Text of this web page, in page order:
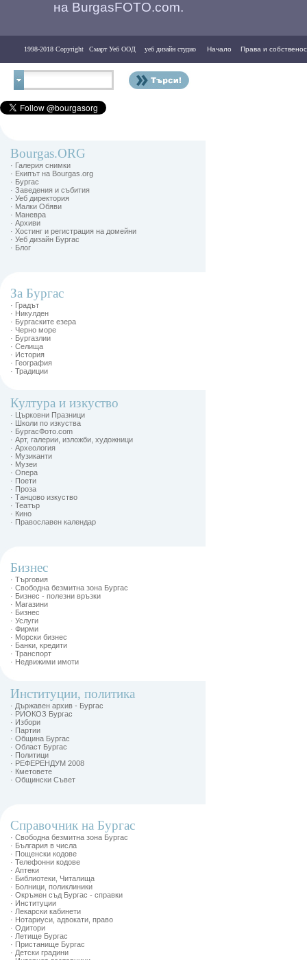
на BurgasFOTO.com.
1998-2018 Copyright Смарт Уеб ООД уеб дизайн студио Начало Права и
Bourgas.ORG
· Галерия снимки
· Екипът на Bourgas.org
· Бургас
· Заведения и събития
· Уеб директория
· Малки Обяви
· Маневра
· Архиви
· Хостинг и регистрация на домейни
· Уеб дизайн Бургас
· Блог
За Бургас
· Градът
· Никулден
· Бургаските езера
· Черно море
· Бургазлии
· Селища
· История
· География
· Традиции
Култура и изкуство
· Църковни Празници
· Школи по изкуства
· БургасФото.com
· Арт, галерии, изложби, художници
· Археология
· Музиканти
· Музеи
· Опера
· Поети
· Проза
· Танцово изкуство
· Театър
· Кино
· Православен календар
Бизнес
· Търговия
· Свободна безмитна зона Бургас
· Бизнес - полезни връзки
· Магазини
· Бизнес
· Услуги
· Фирми
· Морски бизнес
· Банки, кредити
· Транспорт
· Недвижими имоти
Институции, политика
· Държавен архив - Бургас
· РИОКОЗ Бургас
· Избори
· Партии
· Община Бургас
· Област Бургас
· Политици
· РЕФЕРЕНДУМ 2008
· Кметовете
· Общински Съвет
Справочник на Бургас
· Свободна безмитна зона Бургас
· България в числа
· Пощенски кодове
· Телефонни кодове
· Аптеки
· Библиотеки, Читалища
· Болници, поликлиники
· Окръжен съд Бургас - справки
· Институции
· Лекарски кабинети
· Нотариуси, адвокати, право
· Одитори
· Летище Бургас
· Пристанище Бургас
· Детски градини